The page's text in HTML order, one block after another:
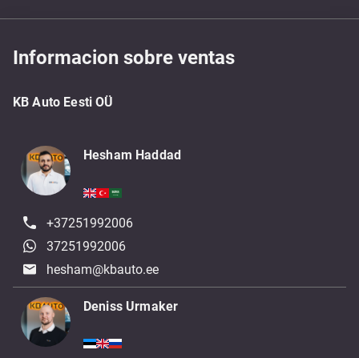
Informacion sobre ventas
KB Auto Eesti OÜ
Hesham Haddad
+37251992006
37251992006
hesham@kbauto.ee
Deniss Urmaker